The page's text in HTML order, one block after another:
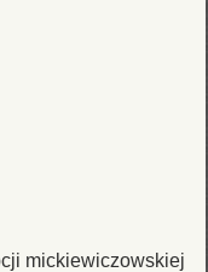
mickiewiczowskiej